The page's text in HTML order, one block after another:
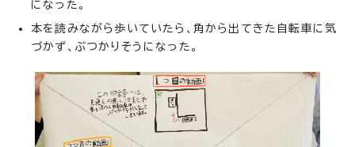
になった。
本を読みながら歩いていたら、角から出てきた自転車に気
づかず、ぶつかりそうになった。